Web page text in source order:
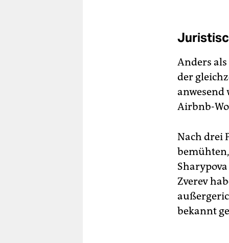
Anders als
der
anwesend
Airbnb-
Nach drei
Zverev
bekannt